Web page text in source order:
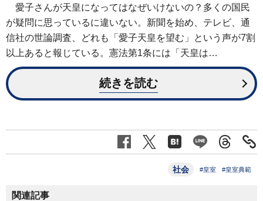
愛子さんが天皇になってはなぜいけないの？多くの国民
が疑問に思っているに違いない。新聞を始め、テレビ、通
信社の世論調査、どれも「愛子天皇を望む」という声が7割
以上あると報じている。憲法第1条には「天皇は…
続きを読む
社会 #皇室 #皇室典範
関連記事